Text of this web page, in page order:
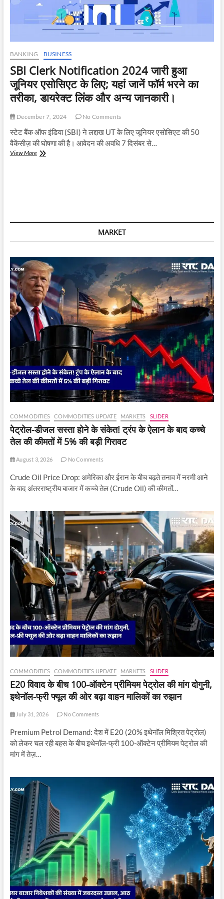
BANKING BUSINESS
SBI Clerk Notification 2024 जारी हुआ
जूनियर एसोसिएट के लिए; यहां जानें फॉर्म भरने का
तरीका, डायरेक्ट लिंक और अन्य जानकारी।
December 7, 2024 No Comments
स्टेट बैंक ऑफ इंडिया (SBI) ने लद्दाख UT के लिए जूनियर एसोसिएट की 50
वैकेंसीज़ की घोषणा की है। आवेदन की अवधि 7 दिसंबर से…
View MoreSBI
के
यहां
फॉर्म
भरने
का
तरीका,
डायरेक्ट
लिंक
और
अन्य
जानकारी।
MARKET
COMMODITIES COMMODITIES UPDATE MARKETS SLIDER
पेट्रोल-डीजल सस्ता होने के संकेत! ट्रंप के ऐलान के बाद कच्चे
तेल की कीमतों में 5% की बड़ी गिरावट
August 3, 2026 No Comments
Crude Oil Price Drop: अमेरिका और ईरान के बीच बढ़ते तनाव में नरमी आने
के बाद अंतरराष्ट्रीय बाजार में कच्चे तेल (Crude Oil) की कीमतों…
COMMODITIES COMMODITIES UPDATE MARKETS SLIDER
E20 विवाद के बीच 100-ऑक्टेन प्रीमियम पेट्रोल की मांग दोगुनी,
इथेनॉल-फ्री फ्यूल की ओर बढ़ा वाहन मालिकों का रुझान
July 31, 2026 No Comments
Premium Petrol Demand: देश में E20 (20% इथेनॉल मिश्रित पेट्रोल)
को लेकर चल रही बहस के बीच इथेनॉल-फ्री 100-ऑक्टेन प्रीमियम पेट्रोल की
मांग में तेज़…